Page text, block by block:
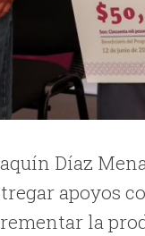
Díaz
apoyos
la